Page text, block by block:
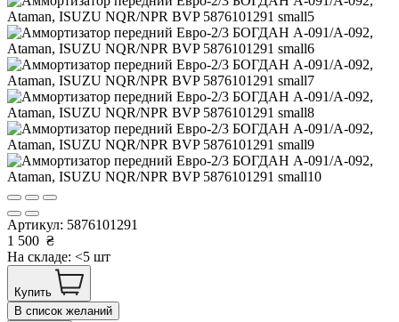
Артикул: 5876101291
1 500 ₴
На складе: <5 шт
Купить
В список желаний